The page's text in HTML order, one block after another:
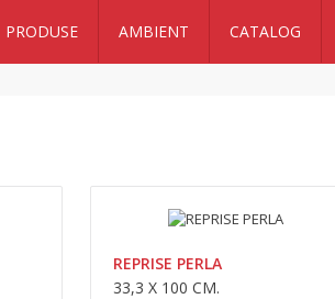
PRODUSE AMBIENT CATALOG
REPRISE PERLA
33,3 X 100 CM.